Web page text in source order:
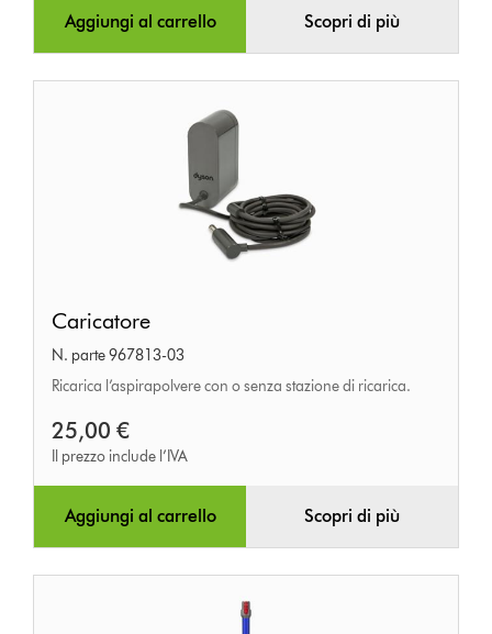
Aggiungi al carrello Scopri di più
Caricatore
N. parte 967813-03
Ricarica l’aspirapolvere con o senza stazione di ricarica.
25,00 €
Il prezzo include l’IVA
Aggiungi al carrello Scopri di più